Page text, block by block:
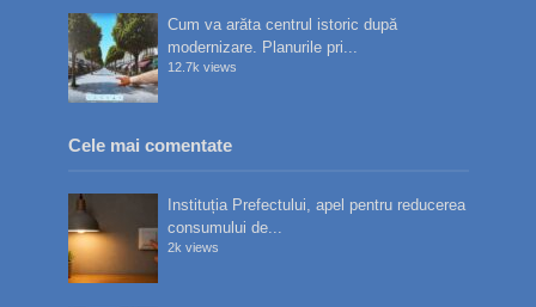
Cum va arăta centrul istoric după
modernizare. Planurile pri...
12.7k views
Cele mai comentate
Instituția Prefectului, apel pentru reducerea
consumului de...
2k views